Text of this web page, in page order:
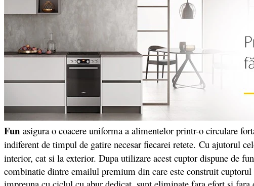
Fun asigura o coacere uniforma a alimentelor printr-o circulare
indiferent de timpul de gatire necesar fiecarei retete. Cu ajutorul
interior, cat si la exterior. Dupa utilizare acest cuptor dispune de
combinatie dintre emailul premium din care este construit